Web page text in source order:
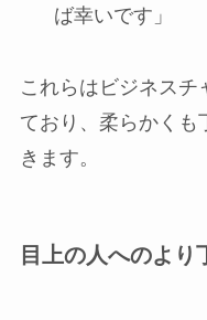
ば幸いです」
これらはビジネスチ
ており、柔らかくも
きます。
目上の人へのより